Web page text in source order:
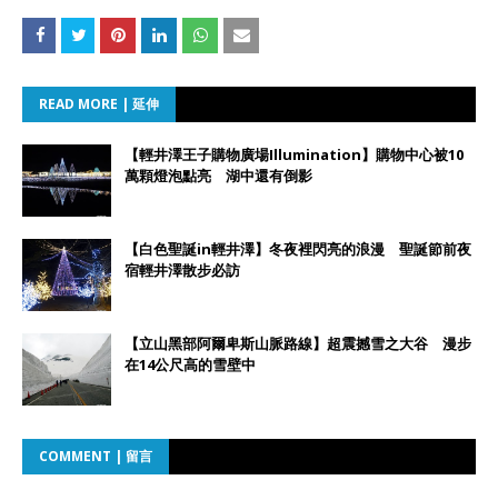
READ MORE | 延伸
【輕井澤王子購物廣場Illumination】購物中心被10
萬顆燈泡點亮 湖中還有倒影
【白色聖誕in輕井澤】冬夜裡閃亮的浪漫 聖誕節前夜
宿輕井澤散步必訪
【立山黑部阿爾卑斯山脈路線】超震撼雪之大谷 漫步
在14公尺高的雪壁中
COMMENT | 留言